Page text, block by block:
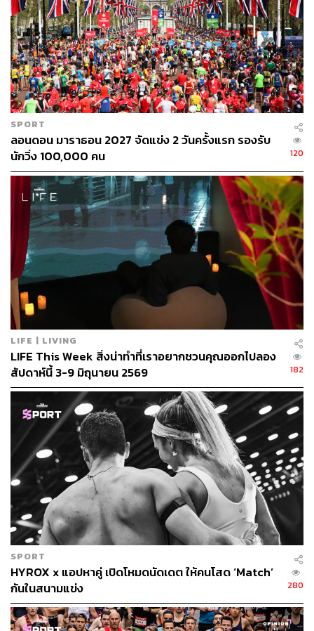
BROWN PANDA SEVEN
‘Seven’ เจ้าแพนด้าสีน้ำตาลตัวใหญ่กลางไอคอนสยาม ผล
งานสุดน่ารักจาก ลีโอ หวง ศิลปินรุ่นใหม่จากประเทศจีน
เนื่องในโอกาสร่วมฉลอง 50 ปีความสัมพันธ์ทางการทูตไทย-
จีน ผ่านผลงานชุด Guardians of the Loong: มหาสมบัติแห่ง
เขาฉินหลิ่ง
ผลงานนี้ได้แรงบันดาลใจจากธรรมชาติ ถ่ายทอดผ่านคาแรก
เตอร์แพนด้าชื่อ Seven หรือ ชีไจ่ ที่นั่งเหยียดขา พร้อมลูบท้อ
งกลมๆ หลังจากอิ่มท้องมื้อใหญ่ พร้อมรอยยิ้มแบบสบายใจ
โดยลีโอได้เรียกสิ่งนี้ว่า ‘ปรัชญาท้องกลม’ คือความสุขที่
เรียบง่าย ที่เราอาจกำลังมองข้ามไป
อย่าลืมแวะมาเจอน้องแพนด้ายักษ์ชีไจ่ แล้วเก็บภาพความน่า
รักกลับบ้านกันนะ
When:วันนี้– 15 สิงหาคม 2568
Where:ลานชั้น 2ICONSIAM
More Info:ICONSIAM
SPORT
ลอนดอน มาราธอน 2027 จัดแข่ง 2 วันครั้งแรก รองรับ
นักวิ่ง 100,000 คน
120
LIFE | LIVING
LIFE This Week สิ่งน่าทำที่เราอยากชวนคุณออกไปลอง
สัปดาห์นี้ 3-9 มิถุนายน 2569
182
SPORT
HYROX x แอปหาคู่ เปิดโหมดนัดเดต ให้คนโสด ‘Match’
กันในสนามแข่ง
280